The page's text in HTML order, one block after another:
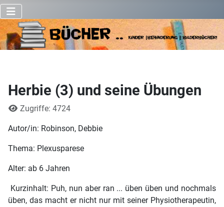
Herbie (3) und seine Übungen
DetailsZugriffe: 4724
Autor/in: Robinson, Debbie
Thema: Plexusparese
Alter: ab 6 Jahren
Kurzinhalt: Puh, nun aber ran ... üben üben und nochmals
üben, das macht er nicht nur mit seiner Physiotherapeutin,